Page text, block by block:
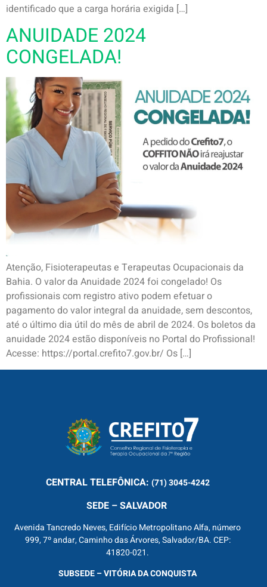
identificado que a carga horária exigida […]
ANUIDADE 2024
CONGELADA!
Atenção, Fisioterapeutas e Terapeutas Ocupacionais da
Bahia. O valor da Anuidade 2024 foi congelado! Os
profissionais com registro ativo podem efetuar o
pagamento do valor integral da anuidade, sem descontos,
até o último dia útil do mês de abril de 2024. Os boletos da
anuidade 2024 estão disponíveis no Portal do Profissional!
Acesse: https://portal.crefito7.gov.br/ Os […]
CENTRALTELEFÔNICA: (71) 3045-4242
SEDE – SALVADOR
Avenida Tancredo Neves, Edifício Metropolitano Alfa, número
999, 7º andar, Caminho das Árvores, Salvador/BA. CEP:
41820-021.
SUBSEDE – VITÓRIA DA CONQUISTA